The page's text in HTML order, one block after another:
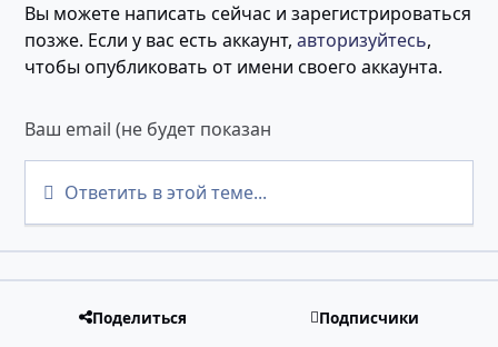
Вы можете написать сейчас и зарегистрироваться
позже. Если у вас есть аккаунт,авторизуйтесь,
чтобы опубликовать от имени своего аккаунта.
Ответить в этой теме...
Поделиться Подписчики